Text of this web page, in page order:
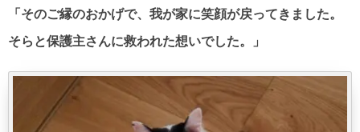
「そのご縁のおかげで、我が家に笑顔が戻ってきました。
そらと保護主さんに救われた想いでした。」